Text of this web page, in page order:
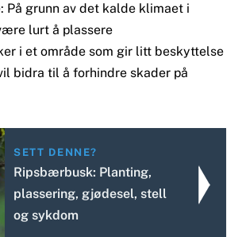
På grunn av det kalde klimaet i
lurt å plassere
i et område som gir litt beskyttelse
bidra til å forhindre skader på
SETT DENNE?
Ripsbærbusk: Planting,
plassering, gjødesel, stell
og sykdom